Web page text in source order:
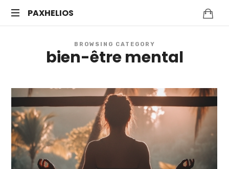
PAXHELIOS
bien-
mental
Séances
en
ligne
BROWSING CATEGORY
bien-être mental